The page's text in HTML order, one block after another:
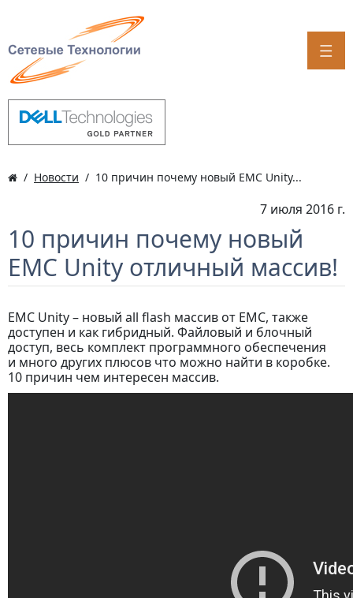
Новости 10 причин почему новый EMC Unity...
7 июля 2016 г.
10 причин почему новый
EMC Unity отличный массив!
EMC Unity – новый all flash массив от ЕМС, также
доступен и как гибридный. Файловый и блочный
доступ, весь комплект программного обеспечения
и много других плюсов что можно найти в коробке.
10 причин чем интересен массив.